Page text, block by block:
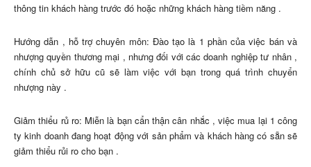
thông tin khách hàng trước đó hoặc những khách hàng tiềm năng .
Hướng dẫn , hỗ trợ chuyên môn: Đào tạo là 1 phần của việc bán và
nhượng quyền thương mại , nhưng đối với các doanh nghiệp tư nhân ,
chính chủ sở hữu cũ sẽ làm việc với bạn trong quá trình chuyển
nhượng này .
Giảm thiểu rủ ro: Miễn là bạn cẩn thận cân nhắc , việc mua lại 1 công
ty kinh doanh đang hoạt động với sản phẩm và khách hàng có sẵn sẽ
giảm thiểu rủi ro cho bạn .